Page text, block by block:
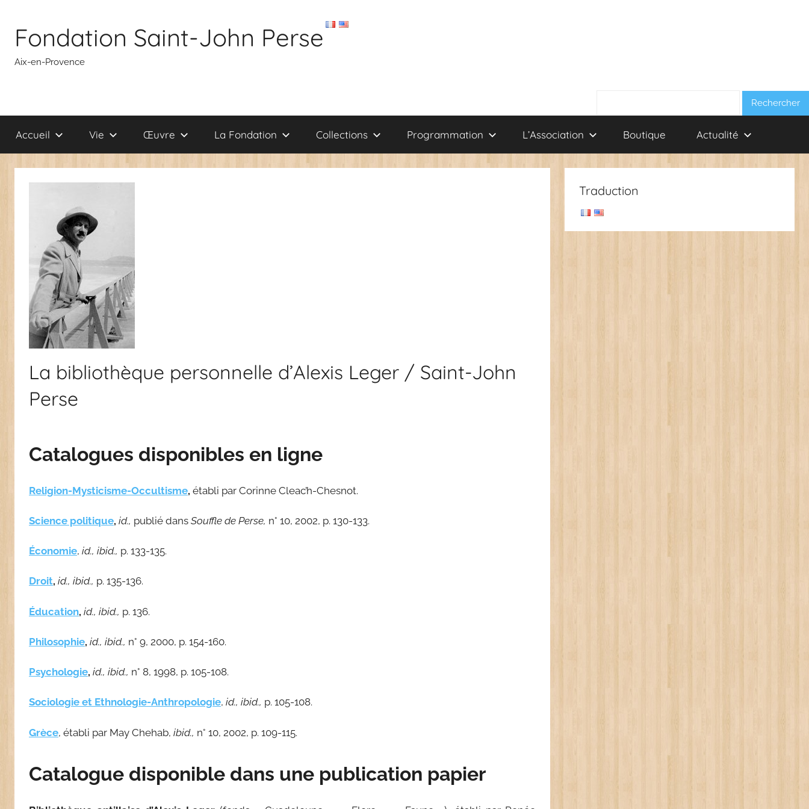
contenu
Fondation Saint-John Perse
Aix-en-Provence
Accueil Vie Œuvre La Fondation Collections Programmation L’Association Boutique Actualité
La bibliothèque personnelle d’Alexis Leger / Saint-John
Perse
Catalogues disponibles en ligne
Religion-Mysticisme-Occultisme, établi par Corinne Cleac’h-Chesnot.
Science politique, id., publié dans Souffle de Perse, n° 10, 2002, p. 130-133.
Économie, id., ibid., p. 133-135.
Droit, id., ibid., p. 135-136.
Éducation, id., ibid., p. 136.
Philosophie, id., ibid., n° 9, 2000, p. 154-160.
Psychologie, id., ibid., n° 8, 1998, p. 105-108.
Sociologie et Ethnologie-Anthropologie, id., ibid., p. 105-108.
Grèce, établi par May Chehab, ibid., n° 10, 2002, p. 109-115.
Catalogue disponible dans une publication papier
Traduction